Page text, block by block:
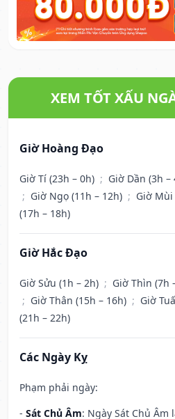
XEM TỐT XẤU
Giờ Hoàng Đạo
Giờ Tí (23h – 0h) ; Giờ Dần (3h –
; Giờ Ngọ (11h – 12h) ; Giờ Mùi
(17h – 18h)
Giờ Hắc Đạo
Giờ Sửu (1h – 2h) ; Giờ Thìn (7h
; Giờ Thân (15h – 16h) ; Giờ
(21h – 22h)
Các Ngày Kỵ
Phạm phải ngày:
- Sát Chủ Âm: Ngày Sát Chủ Âm